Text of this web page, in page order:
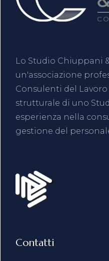
Lo Studio Chiuppani
un'associazione
Consulenti del
strutturale di uno
esperienza nella
gestione del
Contatti